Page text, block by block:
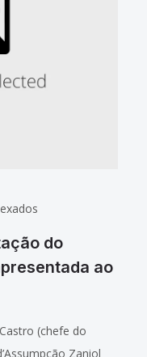
do
ao
(chefe do
Zaniol